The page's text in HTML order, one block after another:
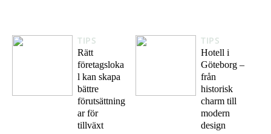
TIPS
Rätt
företagsloka
l kan skapa
bättre
förutsättning
ar för
tillväxt
TIPS
Hotell i
Göteborg –
från
historisk
charm till
modern
design